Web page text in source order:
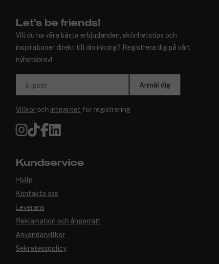
Let's be friends!
Vill du ha våra bästa erbjudanden, skönhetstips och
inspirationer direkt till din inkorg? Registrera dig på vårt
nyhetsbrev!
E-post Anmäl dig
Villkor och integritet för registrering
Kundservice
Hjälp
Kontakta oss
Leverans
Reklamation och ångerrätt
Användarvillkor
Sekretesspolicy